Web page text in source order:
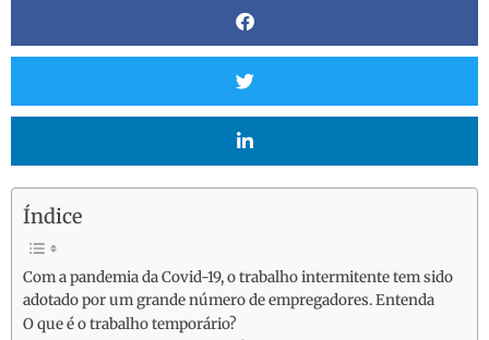
Índice
Com a pandemia da Covid-19, o trabalho intermitente tem sido
adotado por um grande número de empregadores. Entenda
O que é o trabalho temporário?